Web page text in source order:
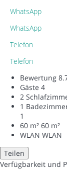
WhatsApp
WhatsApp
Telefon
Telefon
Bewertung
Gäste 4
2
1
1
60 m² 60 m²
WLAN WLAN
Teilen
Verfügbarkeit und